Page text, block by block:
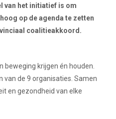
van het initiatief is om
op de agenda te zetten
coalitieakkoord.
beweging krijgen én houden.
van de 9 organisaties. Samen
en gezondheid van elke